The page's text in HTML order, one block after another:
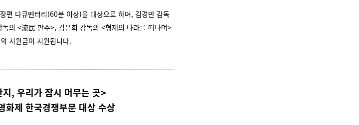
편 다큐멘터리(60분 이상)을 대상으로 하며, 김경만 감독
의 <流民 만주>, 김은희 감독의 <형제의 나라를 떠나며>
지원금이 지원됩니다.
, 우리가 잠시 머무는 곳>
화제 한국경쟁부문 대상 수상